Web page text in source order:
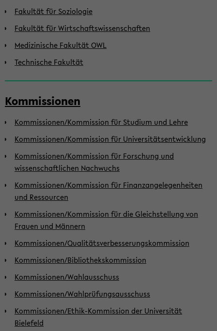
Fakultät für Soziologie
Fakultät für Wirtschaftswissenschaften
Medizinische Fakultät OWL
Technische Fakultät
Kommissionen
Kommissionen/Kommission für Studium und Lehre
Kommissionen/Kommission für Universitätsentwicklung
Kommissionen/Kommission für Forschung und
wissenschaftlichen Nachwuchs
Kommissionen/Kommission für Finanzangelegenheiten
und Ressourcen
Kommissionen/Kommission für die Gleichstellung von
Frauen und Männern
Kommissionen/Qualitätsverbesserungskommission
Kommissionen/Bibliothekskommission
Kommissionen/Wahlausschuss
Kommissionen/Wahlprüfungsausschuss
Kommissionen/Ethik-Kommission der Universität
Bielefeld